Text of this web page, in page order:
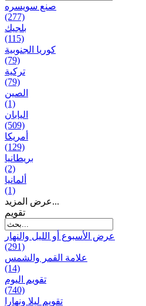
صنع سویسره
(277)
بلجيك
(115)
كوريا الجنوبية
(79)
تركية
(79)
الصين
(1)
اليابان
(509)
أمريكا
(129)
بریطانیا
(2)
ألمانيا
(1)
عرض المزيد...
تقويم
عرض الأسبوع أو الليل والنهار
(291)
علامة القمر والشمس
(14)
تقویم الیوم
(740)
تقويم ليلا ونهارا